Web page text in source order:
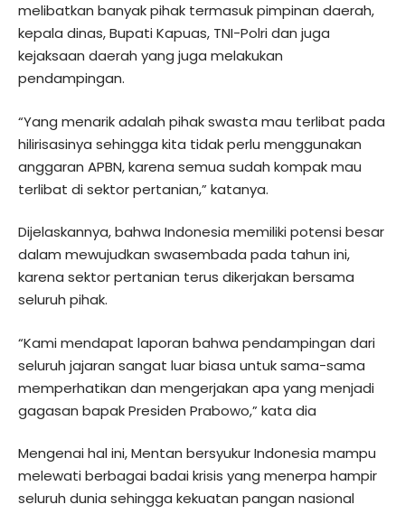
melibatkan banyak pihak termasuk pimpinan daerah,
kepala dinas, Bupati Kapuas, TNI-Polri dan juga
kejaksaan daerah yang juga melakukan
pendampingan.
“Yang menarik adalah pihak swasta mau terlibat pada
hilirisasinya sehingga kita tidak perlu menggunakan
anggaran APBN, karena semua sudah kompak mau
terlibat di sektor pertanian,” katanya.
Dijelaskannya, bahwa Indonesia memiliki potensi besar
dalam mewujudkan swasembada pada tahun ini,
karena sektor pertanian terus dikerjakan bersama
seluruh pihak.
“Kami mendapat laporan bahwa pendampingan dari
seluruh jajaran sangat luar biasa untuk sama-sama
memperhatikan dan mengerjakan apa yang menjadi
gagasan bapak Presiden Prabowo,” kata dia
Mengenai hal ini, Mentan bersyukur Indonesia mampu
melewati berbagai badai krisis yang menerpa hampir
seluruh dunia sehingga kekuatan pangan nasional